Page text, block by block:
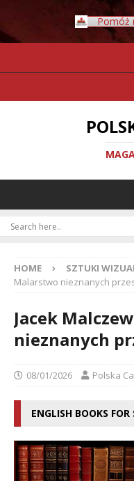
Pomóż
HOME SZTUKI
Malarstwo nieznanych
Jacek
nieznanych
08/01/2026 Polska
ENGLISH BOOKS